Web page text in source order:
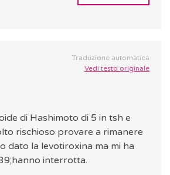
Traduzione automatica
Vedi testo originale
di Hashimoto di 5 in tsh e
rischioso provare a rimanere
dato la levotiroxina ma mi ha
interrotta.